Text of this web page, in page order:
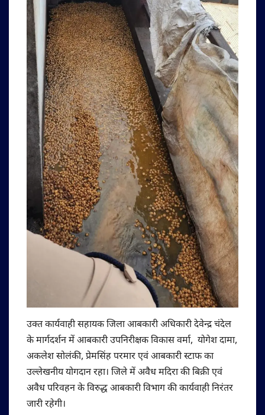
उक्त कार्यवाही सहायक जिला आबकारी अधिकारी देवेन्द्र चंदेल
के मार्गदर्शन में आबकारी उपनिरीक्षक विकास वर्मा, योगेश दामा,
अकलेश सोलंकी, प्रेमसिंह परमार एवं आबकारी स्टाफ का
उल्लेखनीय योगदान रहा। जिले में अवैध मदिरा की बिक्री एवं
अवैध परिवहन के विरुद्ध आबकारी विभाग की कार्यवाही निरंतर
जारी रहेगी।